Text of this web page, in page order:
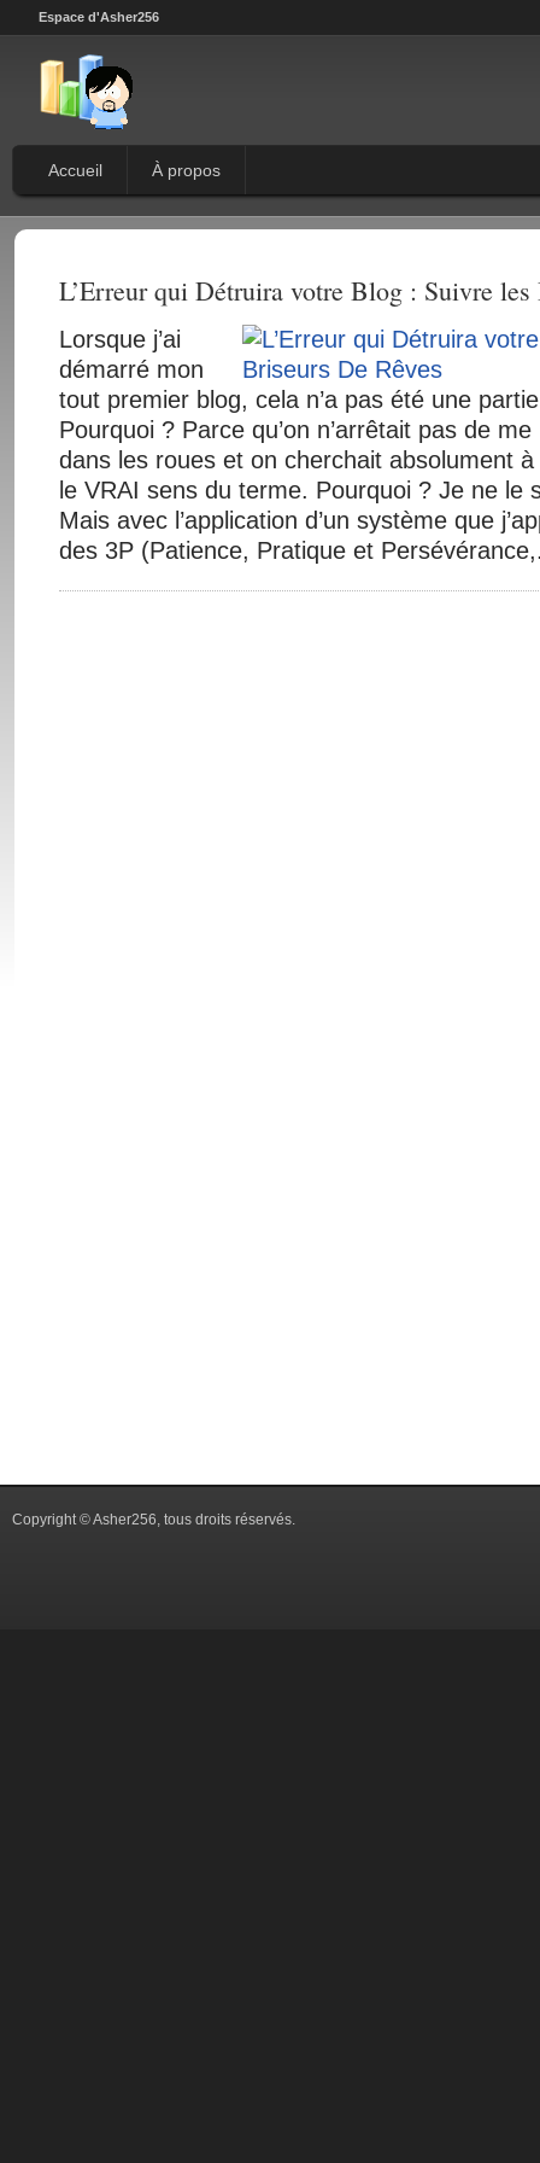
Espace d'Asher256
Accueil À propos
L’Erreur qui Détruira votre Blog : Suivre les
Lorsque j’ai
démarré mon
tout premier blog, cela n’a pas été une
Pourquoi ? Parce qu’on n’arrêtait pas de
dans les roues et on cherchait absolument
le VRAI sens du terme. Pourquoi ? Je ne le
Mais avec l’application d’un système que
des 3P (Patience, Pratique et
Copyright © Asher256, tous droits réservés.